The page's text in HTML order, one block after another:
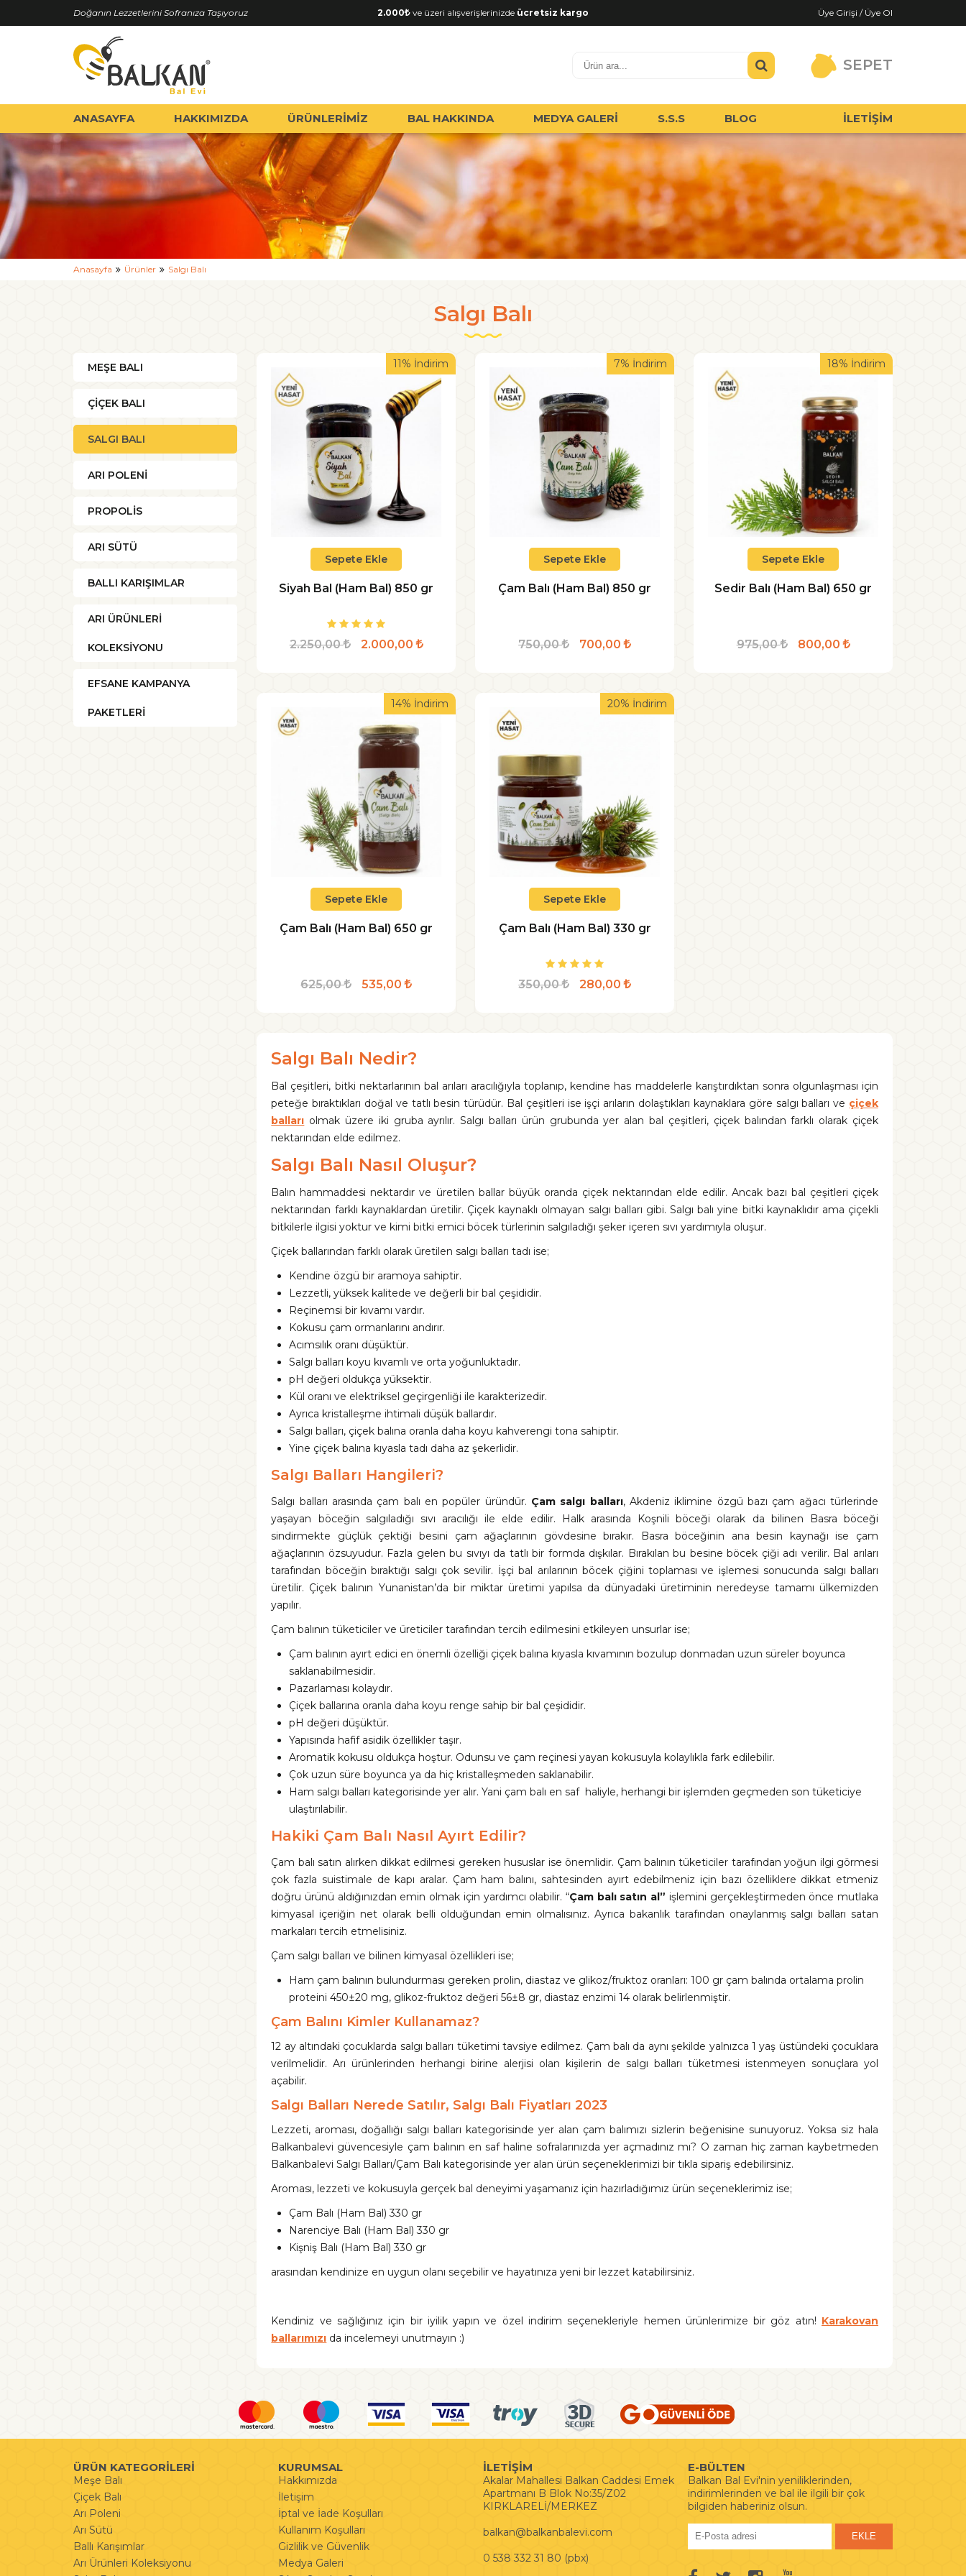
Doğanın Lezzetlerini Sofranıza Taşıyoruz 2.000 ve üzeri alışverişlerinizde ücretsiz kargo Üye Girişi / Üye Ol
SEPET
ANASAYFA HAKKIMIZDA ÜRÜNLERİMİZ BAL HAKKINDA MEDYA GALERİ S.S.S BLOG İLETİŞİM
Anasayfa Ürünler Salgı Balı
Salgı Balı
MEŞE BALI
ÇİÇEK BALI
SALGI BALI
ARI POLENİ
PROPOLİS
ARI SÜTÜ
BALLI KARIŞIMLAR
ARI ÜRÜNLERİ
KOLEKSİYONU
EFSANE KAMPANYA
PAKETLERİ
11% İndirim
Sepete Ekle
Siyah Bal (Ham Bal) 850 gr
2.250,00 2.000,00
7% İndirim
Sepete Ekle
Çam Balı (Ham Bal) 850 gr
750,00 700,00
18% İndirim
Sepete Ekle
Sedir Balı (Ham Bal) 650 gr
975,00 800,00
14% İndirim
Sepete Ekle
Çam Balı (Ham Bal) 650 gr
625,00 535,00
20% İndirim
Sepete Ekle
Çam Balı (Ham Bal) 330 gr
350,00 280,00
Salgı Balı Nedir?
Bal çeşitleri, bitki nektarlarının bal arıları aracılığıyla toplanıp, kendine has maddelerle karıştırdıktan sonra olgunlaşması için
peteğe bıraktıkları doğal ve tatlı besin türüdür. Bal çeşitleri ise işçi arıların dolaştıkları kaynaklara göre salgı balları ve çiçek
balları olmak üzere iki gruba ayrılır. Salgı balları ürün grubunda yer alan bal çeşitleri, çiçek balından farklı olarak çiçek
nektarından elde edilmez.
Salgı Balı Nasıl Oluşur?
Balın hammaddesi nektardır ve üretilen ballar büyük oranda çiçek nektarından elde edilir. Ancak bazı bal çeşitleri çiçek
nektarından farklı kaynaklardan üretilir. Çiçek kaynaklı olmayan salgı balları gibi. Salgı balı yine bitki kaynaklıdır ama çiçekli
bitkilerle ilgisi yoktur ve kimi bitki emici böcek türlerinin salgıladığı şeker içeren sıvı yardımıyla oluşur.
Çiçek ballarından farklı olarak üretilen salgı balları tadı ise;
Kendine özgü bir aramoya sahiptir.
Lezzetli, yüksek kalitede ve değerli bir bal çeşididir.
Reçinemsi bir kıvamı vardır.
Kokusu çam ormanlarını andırır.
Acımsılık oranı düşüktür.
Salgı balları koyu kıvamlı ve orta yoğunluktadır.
pH değeri oldukça yüksektir.
Kül oranı ve elektriksel geçirgenliği ile karakterizedir.
Ayrıca kristalleşme ihtimali düşük ballardır.
Salgı balları, çiçek balına oranla daha koyu kahverengi tona sahiptir.
Yine çiçek balına kıyasla tadı daha az şekerlidir.
Salgı Balları Hangileri?
Salgı balları arasında çam balı en popüler üründür. Çam salgı balları, Akdeniz iklimine özgü bazı çam ağacı türlerinde
yaşayan böceğin salgıladığı sıvı aracılığı ile elde edilir. Halk arasında Koşnili böceği olarak da bilinen Basra böceği
sindirmekte güçlük çektiği besini çam ağaçlarının gövdesine bırakır. Basra böceğinin ana besin kaynağı ise çam
ağaçlarının özsuyudur. Fazla gelen bu sıvıyı da tatlı bir formda dışkılar. Bırakılan bu besine böcek çiği adı verilir. Bal arıları
tarafından böceğin bıraktığı salgı çok sevilir. İşçi bal arılarının böcek çiğini toplaması ve işlemesi sonucunda salgı balları
üretilir. Çiçek balının Yunanistan’da bir miktar üretimi yapılsa da dünyadaki üretiminin neredeyse tamamı ülkemizden
yapılır.
Çam balının tüketiciler ve üreticiler tarafından tercih edilmesini etkileyen unsurlar ise;
Çam balının ayırt edici en önemli özelliği çiçek balına kıyasla kıvamının bozulup donmadan uzun süreler boyunca
saklanabilmesidir.
Pazarlaması kolaydır.
Çiçek ballarına oranla daha koyu renge sahip bir bal çeşididir.
pH değeri düşüktür.
Yapısında hafif asidik özellikler taşır.
Aromatik kokusu oldukça hoştur. Odunsu ve çam reçinesi yayan kokusuyla kolaylıkla fark edilebilir.
Çok uzun süre boyunca ya da hiç kristalleşmeden saklanabilir.
Ham salgı balları kategorisinde yer alır. Yani çam balı en saf haliyle, herhangi bir işlemden geçmeden son tüketiciye
ulaştırılabilir.
Hakiki Çam Balı Nasıl Ayırt Edilir?
Çam balı satın alırken dikkat edilmesi gereken hususlar ise önemlidir. Çam balının tüketiciler tarafından yoğun ilgi görmesi
çok fazla suistimale de kapı aralar. Çam ham balını, sahtesinden ayırt edebilmeniz için bazı özelliklere dikkat etmeniz
doğru ürünü aldığınızdan emin olmak için yardımcı olabilir. “Çam balı satın al” işlemini gerçekleştirmeden önce mutlaka
kimyasal içeriğin net olarak belli olduğundan emin olmalısınız. Ayrıca bakanlık tarafından onaylanmış salgı balları satan
markaları tercih etmelisiniz.
Çam salgı balları ve bilinen kimyasal özellikleri ise;
Ham çam balının bulundurması gereken prolin, diastaz ve glikoz/fruktoz oranları: 100 gr çam balında ortalama prolin
proteini 450±20 mg, glikoz-fruktoz değeri 56±8 gr, diastaz enzimi 14 olarak belirlenmiştir.
Çam Balını Kimler Kullanamaz?
12 ay altındaki çocuklarda salgı balları tüketimi tavsiye edilmez. Çam balı da aynı şekilde yalnızca 1 yaş üstündeki çocuklara
verilmelidir. Arı ürünlerinden herhangi birine alerjisi olan kişilerin de salgı balları tüketmesi istenmeyen sonuçlara yol
açabilir.
Salgı Balları Nerede Satılır, Salgı Balı Fiyatları 2023
Lezzeti, aroması, doğallığı salgı balları kategorisinde yer alan çam balımızı sizlerin beğenisine sunuyoruz. Yoksa siz hala
Balkanbalevi güvencesiyle çam balının en saf haline sofralarınızda yer açmadınız mı? O zaman hiç zaman kaybetmeden
Balkanbalevi Salgı Balları/Çam Balı kategorisinde yer alan ürün seçeneklerimizi bir tıkla sipariş edebilirsiniz.
Aroması, lezzeti ve kokusuyla gerçek bal deneyimi yaşamanız için hazırladığımız ürün seçeneklerimiz ise;
Çam Balı (Ham Bal) 330 gr
Narenciye Balı (Ham Bal) 330 gr
Kişniş Balı (Ham Bal) 330 gr
arasından kendinize en uygun olanı seçebilir ve hayatınıza yeni bir lezzet katabilirsiniz.
Kendiniz ve sağlığınız için bir iyilik yapın ve özel indirim seçenekleriyle hemen ürünlerimize bir göz atın! Karakovan
ballarımızı da incelemeyi unutmayın :)
ÜRÜN KATEGORİLERİ
Meşe Balı
Çiçek Balı
Arı Poleni
Arı Sütü
Ballı Karışımlar
Arı Ürünleri Koleksiyonu
KURUMSAL
Hakkımızda
İletişim
İptal ve İade Koşulları
Kullanım Koşulları
Gizlilik ve Güvenlik
Medya Galeri
İLETİŞİM
Akalar Mahallesi Balkan Caddesi Emek
Apartmanı B Blok No:35/Z02
KIRKLARELİ/MERKEZ
balkan@balkanbalevi.com
0 538 332 31 80 (pbx)
E-BÜLTEN
Balkan Bal Evi'nin yeniliklerinden,
indirimlerinden ve bal ile ilgili bir çok
bilgiden haberiniz olsun.
EKLE